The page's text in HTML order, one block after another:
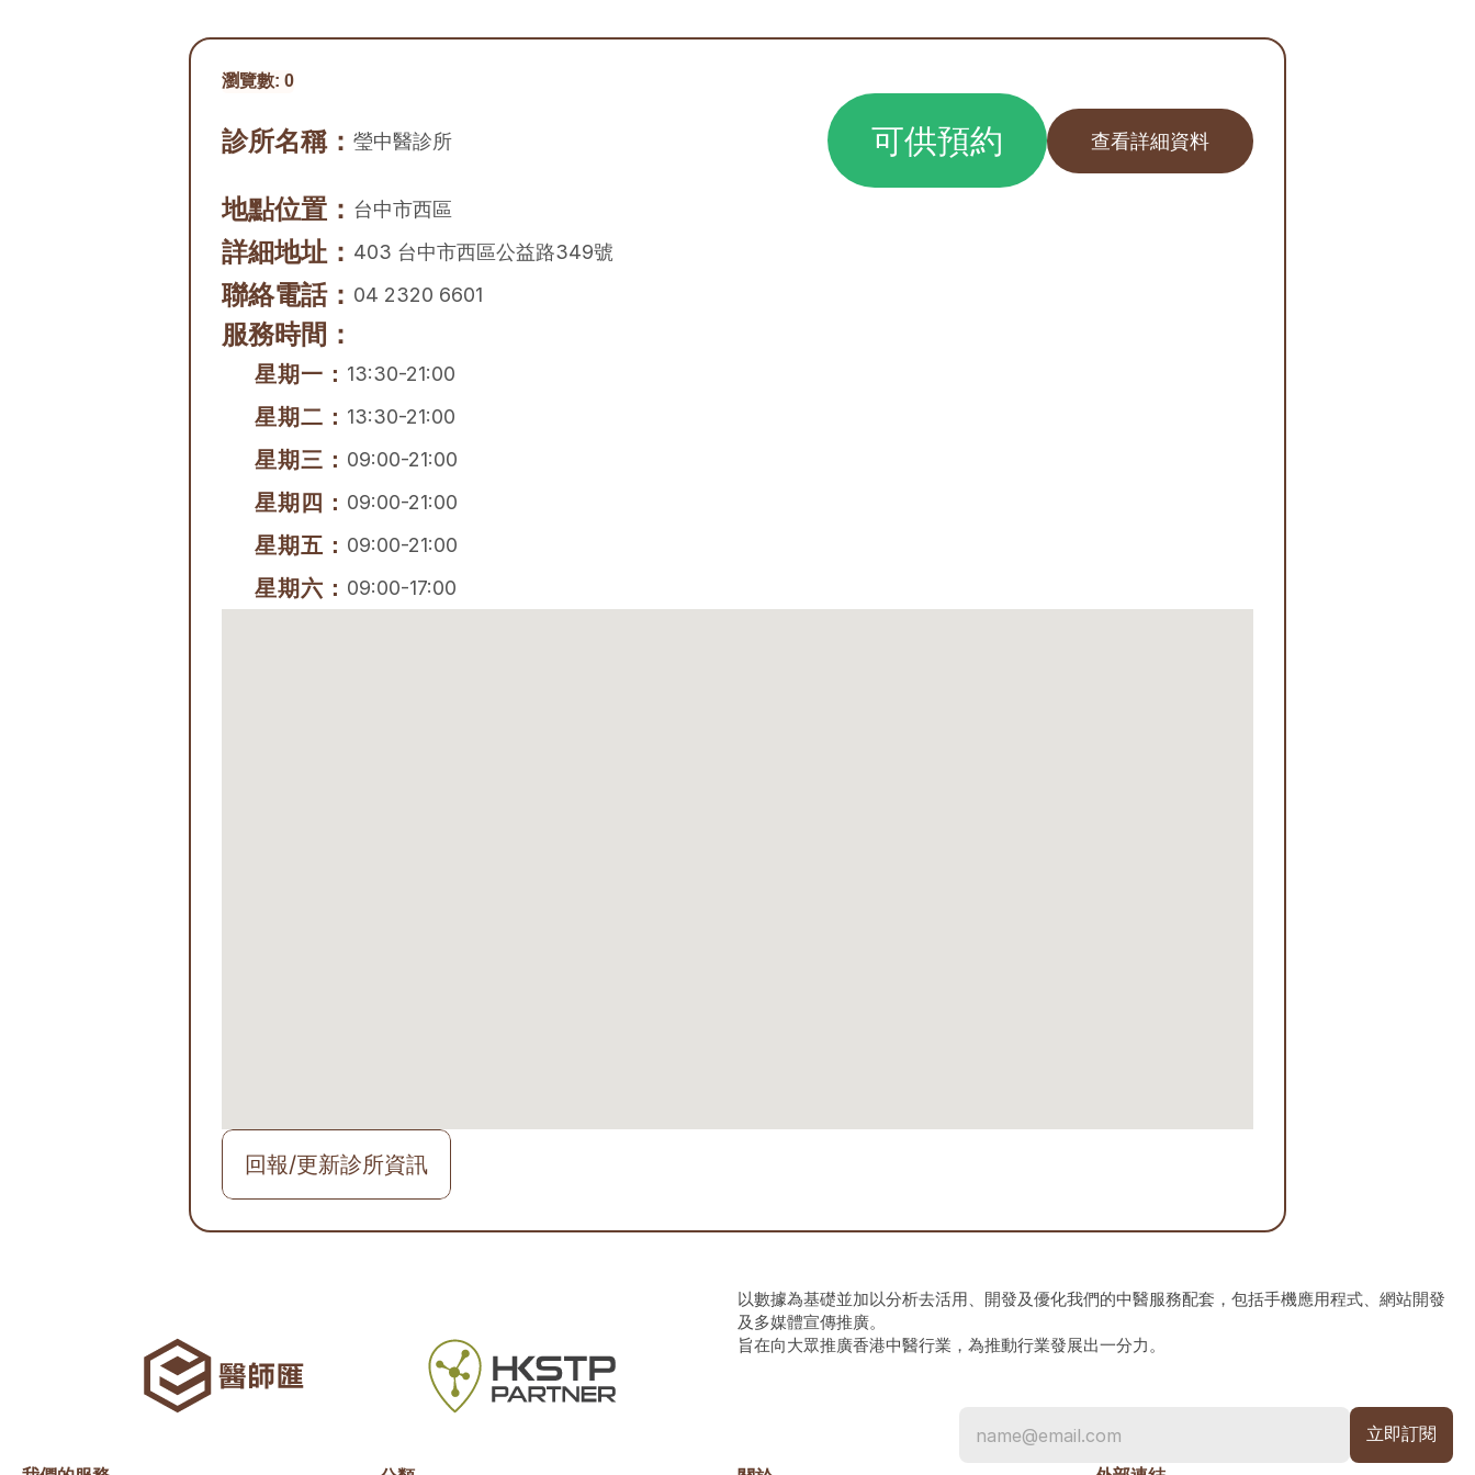
瀏覽數: 0
診所名稱： 瑩中醫診所 可供預約 查看詳細資料
地點位置： 台中市西區
詳細地址： 403 台中市西區公益路349號
聯絡電話： 04 2320 6601
服務時間：
星期一： 13:30-21:00
星期二： 13:30-21:00
星期三： 09:00-21:00
星期四： 09:00-21:00
星期五： 09:00-21:00
星期六： 09:00-17:00
回報/更新診所資訊
以數據為基礎並加以分析去活用、開發及優化我們的中醫服務配套，包括手機應用程式、網站開發
及多媒體宣傳推廣。
旨在向大眾推廣香港中醫行業，為推動行業發展出一分力。